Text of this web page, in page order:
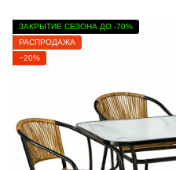
ЗАКРЫТИЕ СЕЗОНА ДО -70%
РАСПРОДАЖА
−20%